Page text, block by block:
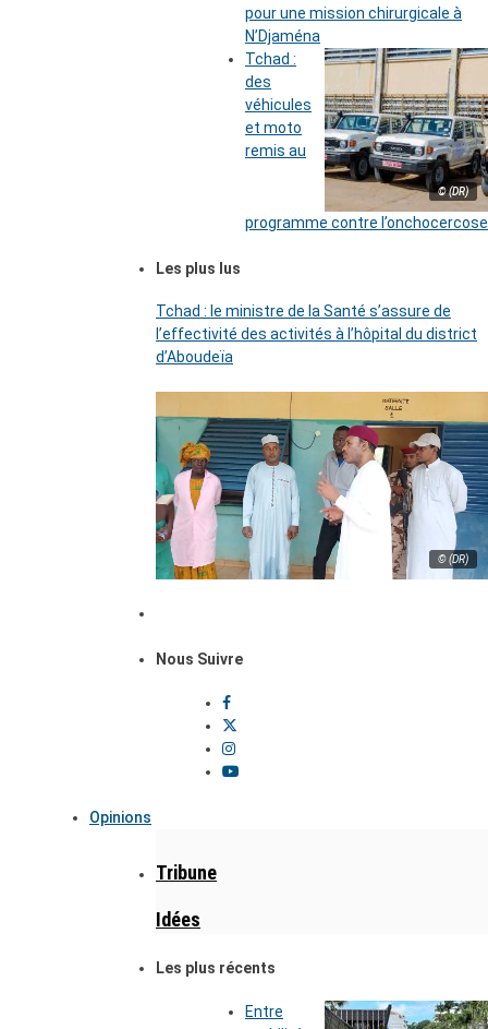
pour une mission chirurgicale à
N’Djaména
© (DR)
Tchad :
des
véhicules
et moto
remis au
programme contre l’onchocercose
Les plus lus
Tchad : le ministre de la Santé s’assure de
l’effectivité des activités à l’hôpital du district
d’Aboudeïa
© (DR)
Nous Suivre
Opinions
Tribune
Idées
Les plus récents
Entre